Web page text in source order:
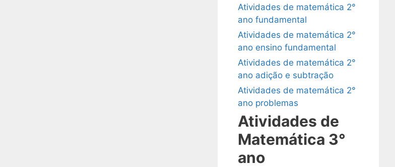
Atividades de matemática 2°
ano fundamental
Atividades de matemática 2°
ano ensino fundamental
Atividades de matemática 2°
ano adição e subtração
Atividades de matemática 2°
ano problemas
Atividades de
Matemática 3°
ano